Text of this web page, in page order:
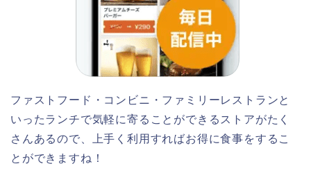
ファストフード・コンビニ・ファミリーレストランと
いったランチで気軽に寄ることができるストアがたく
さんあるので、上手く利用すればお得に食事をするこ
とができますね！